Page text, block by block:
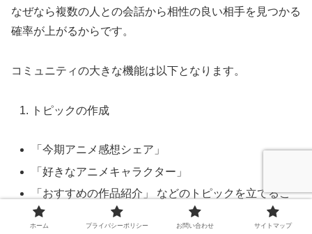
なぜなら複数の人との会話から相性の良い相手を見つかる
確率が上がるからです。
コミュニティの大きな機能は以下となります。
トピックの作成
「今期アニメ感想シェア」
「好きなアニメキャラクター」
「おすすめの作品紹介」 などのトピックを立てるこ
とができます
ホーム プライバシーポリシー お問い合わせ サイトマップ